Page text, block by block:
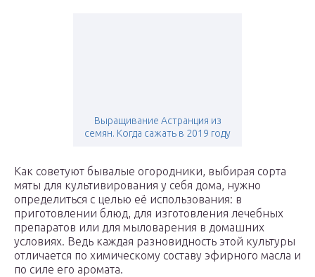
Выращивание Астранция из
семян. Когда сажать в 2019 году
Как советуют бывалые огородники, выбирая сорта
мяты для культивирования у себя дома, нужно
определиться с целью её использования: в
приготовлении блюд, для изготовления лечебных
препаратов или для мыловарения в домашних
условиях. Ведь каждая разновидность этой культуры
отличается по химическому составу эфирного масла и
по силе его аромата.